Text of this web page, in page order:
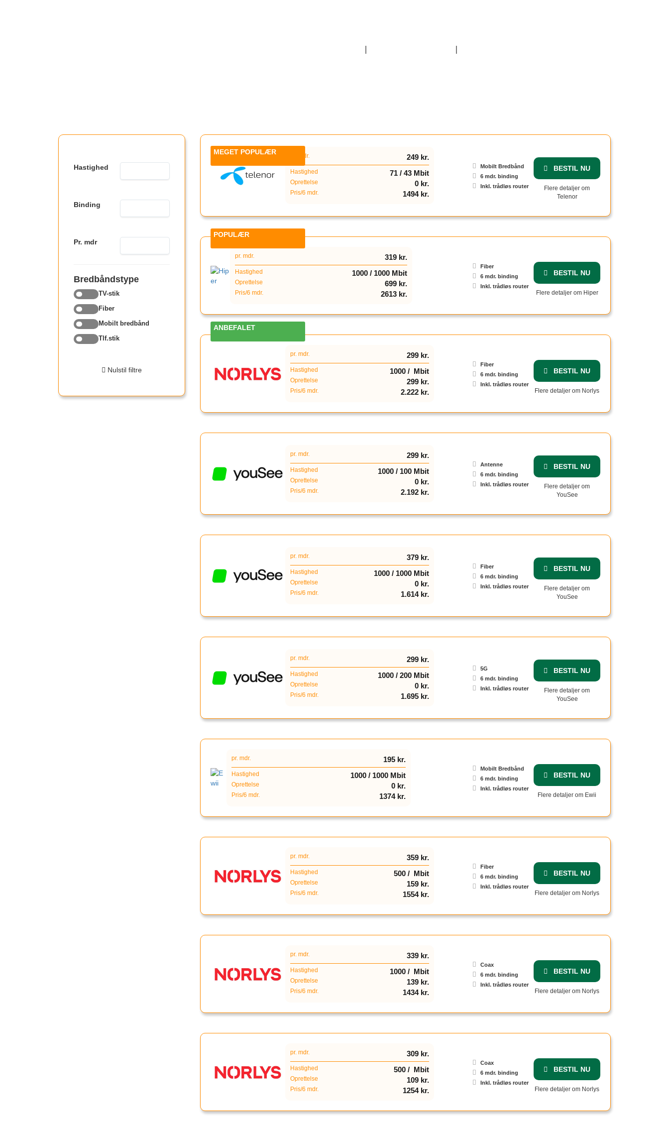
Hastighed
Binding
Pr. mdr
Bredbåndstype
TV-stik
Fiber
Mobilt bredbånd
Tlf.stik
Nulstil filtre
1 pr. mdr. 249 kr.
Hastighed 71 / 43 Mbit
Oprettelse 0 kr.
Pris/6 mdr. 1494 kr.
Mobilt Bredbånd
6 mdr. binding
Inkl. trådløs router
BESTIL NU
Flere detaljer om
Telenor
pr. mdr. 319 kr.
Hastighed 1000 / 1000 Mbit
Oprettelse 699 kr.
Pris/6 mdr. 2613 kr.
Fiber
6 mdr. binding
Inkl. trådløs router
BESTIL NU
Flere detaljer om Hiper
pr. mdr. 299 kr.
Hastighed 1000 / Mbit
Oprettelse 299 kr.
Pris/6 mdr. 2.222 kr.
Fiber
6 mdr. binding
Inkl. trådløs router
BESTIL NU
Flere detaljer om Norlys
pr. mdr. 299 kr.
Hastighed 1000 / 100 Mbit
Oprettelse 0 kr.
Pris/6 mdr. 2.192 kr.
Antenne
6 mdr. binding
Inkl. trådløs router
BESTIL NU
Flere detaljer om
YouSee
pr. mdr. 379 kr.
Hastighed 1000 / 1000 Mbit
Oprettelse 0 kr.
Pris/6 mdr. 1.614 kr.
Fiber
6 mdr. binding
Inkl. trådløs router
BESTIL NU
Flere detaljer om
YouSee
pr. mdr. 299 kr.
Hastighed 1000 / 200 Mbit
Oprettelse 0 kr.
Pris/6 mdr. 1.695 kr.
5G
6 mdr. binding
Inkl. trådløs router
BESTIL NU
Flere detaljer om
YouSee
pr. mdr. 195 kr.
Hastighed 1000 / 1000 Mbit
Oprettelse 0 kr.
Pris/6 mdr. 1374 kr.
Mobilt Bredbånd
6 mdr. binding
Inkl. trådløs router
BESTIL NU
Flere detaljer om Ewii
pr. mdr. 359 kr.
Hastighed 500 / Mbit
Oprettelse 159 kr.
Pris/6 mdr. 1554 kr.
Fiber
6 mdr. binding
Inkl. trådløs router
BESTIL NU
Flere detaljer om Norlys
pr. mdr. 339 kr.
Hastighed 1000 / Mbit
Oprettelse 139 kr.
Pris/6 mdr. 1434 kr.
Coax
6 mdr. binding
Inkl. trådløs router
BESTIL NU
Flere detaljer om Norlys
pr. mdr. 309 kr.
Hastighed 500 / Mbit
Oprettelse 109 kr.
Pris/6 mdr. 1254 kr.
Coax
6 mdr. binding
Inkl. trådløs router
BESTIL NU
Flere detaljer om Norlys